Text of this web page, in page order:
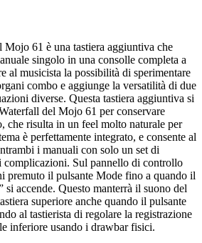
61 è una tastiera aggiuntiva che
singolo in una consolle completa a
al musicista la possibilità di sperimentare
combo e aggiunge la versatilità di due
diverse. Questa tastiera aggiuntiva si
del Mojo 61 per conservare
che risulta in un feel molto naturale per
è perfettamente integrato, e consente al
i manuali con solo un set di
complicazioni. Sul pannello di controllo
premuto il pulsante Mode fino a quando il
accende. Questo manterrà il suono del
superiore anche quando il pulsante
al tastierista di regolare la registrazione
inferiore usando i drawbar fisici.